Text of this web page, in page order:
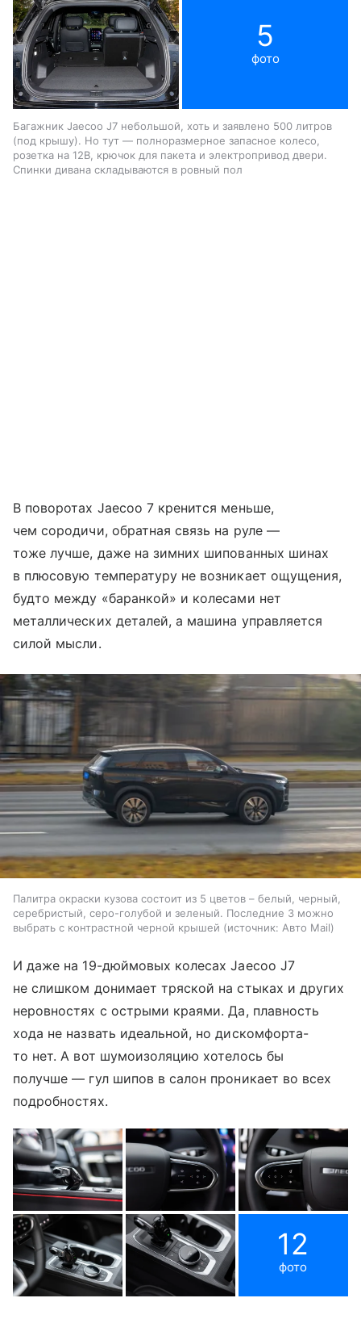
5
фото
Багажник Jaecoo J7 небольшой, хоть и заявлено 500 литров
(под крышу). Но тут — полноразмерное запасное колесо,
розетка на 12В, крючок для пакета и электропривод двери.
Спинки дивана складываются в ровный пол
В поворотах Jaecoo 7 кренится меньше,
чем сородичи, обратная связь на руле —
тоже лучше, даже на зимних шипованных шинах
в плюсовую температуру не возникает ощущения,
будто между «баранкой» и колесами нет
металлических деталей, а машина управляется
силой мысли.
Палитра окраски кузова состоит из 5 цветов – белый, черный,
серебристый, серо-голубой и зеленый. Последние 3 можно
выбрать с контрастной черной крышей
источник: Авто Mail
И даже на 19-дюймовых колесах Jaecoo J7
не слишком донимает тряской на стыках и других
неровностях с острыми краями. Да, плавность
хода не назвать идеальной, но дискомфорта-
то нет. А вот шумоизоляцию хотелось бы
получше — гул шипов в салон проникает во всех
подробностях.
12
фото